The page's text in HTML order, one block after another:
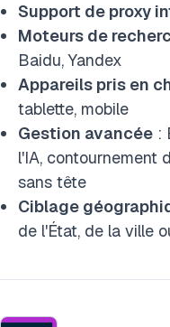
Support de proxy
Moteurs de
Baidu, Yandex
Appareils pris en
tablette, mobile
Gestion avancée :
l'IA, contournement
sans tête
Ciblage
de l'État, de la ville